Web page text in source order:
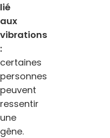
lié
aux
vibrations
:
certaines
personnes
peuvent
ressentir
une
gêne.